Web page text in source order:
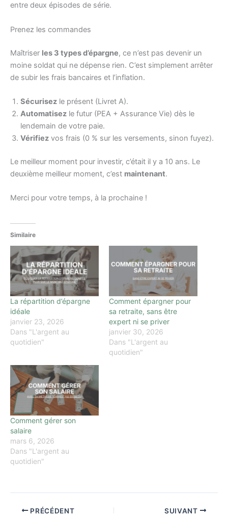
entre deux épisodes de série.
Prenez les commandes
Maîtriser les 3 types d’épargne, ce n’est pas devenir un
moine soldat qui ne dépense rien. C’est simplement arrêter
de subir les frais bancaires et l’inflation.
Sécurisez le présent (Livret A).
Automatisez le futur (PEA + Assurance Vie) dès le
lendemain de votre paie.
Vérifiez vos frais (0 % sur les versements, sinon fuyez).
Le meilleur moment pour investir, c’était il y a 10 ans. Le
deuxième meilleur moment, c’est maintenant.
Merci pour votre temps, à la prochaine !
Similaire
La répartition d’épargne
idéale
janvier 23, 2026
Dans "L'argent au
quotidien"
Comment épargner pour
sa retraite, sans être
expert ni se priver
janvier 30, 2026
Dans "L'argent au
quotidien"
Comment gérer son
salaire
mars 6, 2026
Dans "L'argent au
quotidien"
PRÉCÉDENT SUIVANT